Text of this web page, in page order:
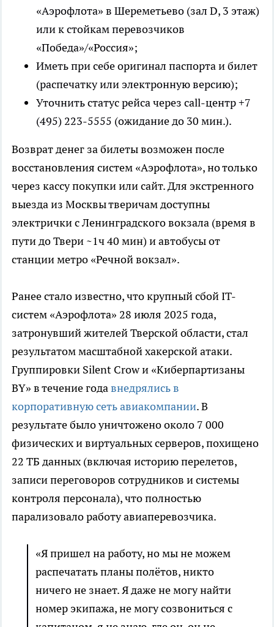
«Аэрофлота» в Шереметьево (зал D, 3 этаж)
или к стойкам перевозчиков
«Победа»/«Россия»;
Иметь при себе оригинал паспорта и билет
(распечатку или электронную версию);
Уточнить статус рейса через call-центр +7
(495) 223-5555 (ожидание до 30 мин.).
Возврат денег за билеты возможен после
восстановления систем «Аэрофлота», но только
через кассу покупки или сайт. Для экстренного
выезда из Москвы тверичам доступны
электрички с Ленинградского вокзала (время в
пути до Твери ~1ч 40 мин) и автобусы от
станции метро «Речной вокзал».
Ранее стало известно, что крупный сбой IT-
систем «Аэрофлота» 28 июля 2025 года,
затронувший жителей Тверской области, стал
результатом масштабной хакерской атаки.
Группировки Silent Crow и «Киберпартизаны
BY» в течение годавнедрялись в
корпоративную сеть авиакомпании. В
результате было уничтожено около 7 000
физических и виртуальных серверов, похищено
22 ТБ данных (включая историю перелетов,
записи переговоров сотрудников и системы
контроля персонала), что полностью
парализовало работу авиаперевозчика.
«Я пришел на работу, но мы не можем
распечатать планы полётов, никто
ничего не знает. Я даже не могу найти
номер экипажа, не могу созвониться с